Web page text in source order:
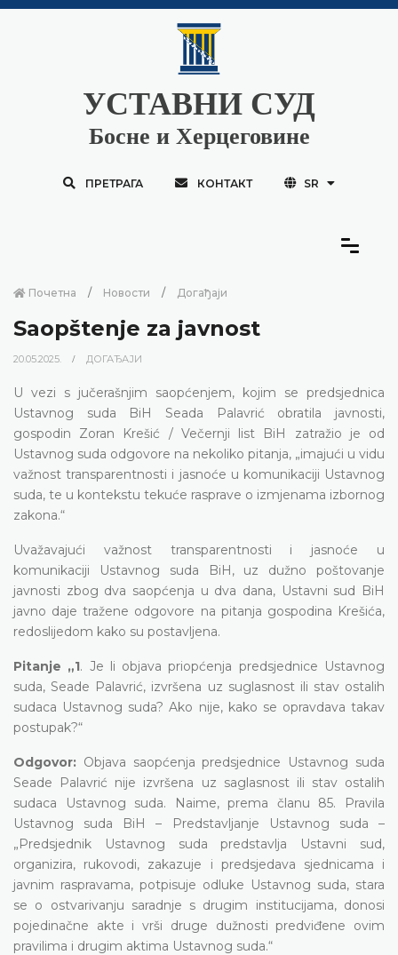
УСТАВНИ СУД
Босне и Херцеговине
ПРЕТРАГА КОНТАКТ SR
Почетна Новости Догађаји
Saopštenje za javnost
20.05.2025. ДОГАЂАЈИ
U vezi s jučerašnjim saopćenjem, kojim se predsjednica
Ustavnog suda BiH Seada Palavrić obratila javnosti,
gospodin Zoran Krešić / Večernji list BiH zatražio je od
Ustavnog suda odgovore na nekoliko pitanja, „imajući u vidu
važnost transparentnosti i jasnoće u komunikaciji Ustavnog
suda, te u kontekstu tekuće rasprave o izmjenama izbornog
zakona.“
Uvažavajući važnost transparentnosti i jasnoće u
komunikaciji Ustavnog suda BiH, uz dužno poštovanje
javnosti zbog dva saopćenja u dva dana, Ustavni sud BiH
javno daje tražene odgovore na pitanja gospodina Krešića,
redoslijedom kako su postavljena.
Pitanje „1. Je li objava priopćenja predsjednice Ustavnog
suda, Seade Palavrić, izvršena uz suglasnost ili stav ostalih
sudaca Ustavnog suda? Ako nije, kako se opravdava takav
postupak?“
Odgovor: Objava saopćenja predsjednice Ustavnog suda
Seade Palavrić nije izvršena uz saglasnost ili stav ostalih
sudaca Ustavnog suda. Naime, prema članu 85. Pravila
Ustavnog suda BiH – Predstavljanje Ustavnog suda –
„Predsjednik Ustavnog suda predstavlja Ustavni sud,
organizira, rukovodi, zakazuje i predsjedava sjednicama i
javnim raspravama, potpisuje odluke Ustavnog suda, stara
se o ostvarivanju saradnje s drugim institucijama, donosi
pojedinačne akte i vrši druge dužnosti predviđene ovim
pravilima i drugim aktima Ustavnog suda.“